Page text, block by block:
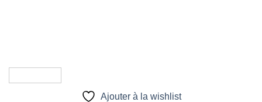
Ajouter à la wishlist